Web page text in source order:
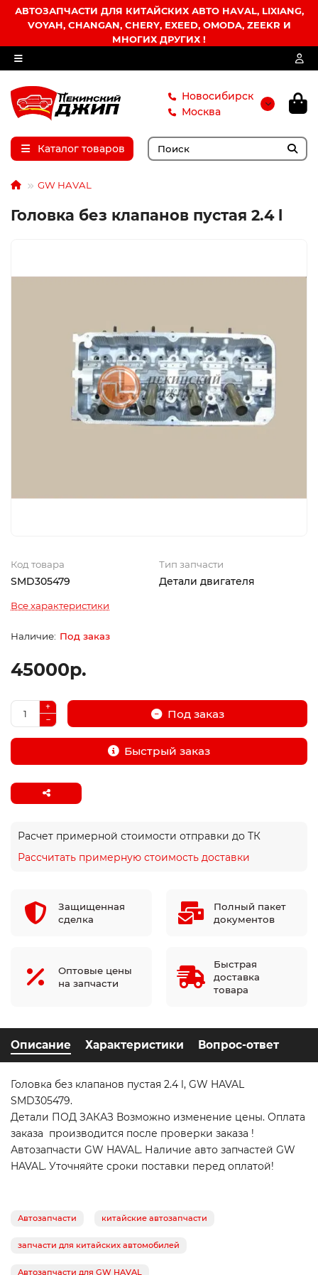
АВТОЗАПЧАСТИ ДЛЯ КИТАЙСКИХ АВТО HAVAL, LIXIANG,
VOYAH, CHANGAN, CHERY, EXEED, OMODA, ZEEKR И
МНОГИХ ДРУГИХ !
Новосибирск
Москва
Каталог товаров
GW HAVAL
Головка без клапанов пустая 2.4 l
Код товара
SMD305479
Тип запчасти
Детали двигателя
Все характеристики
Под заказ
45000р.
Под заказ
Быстрый заказ
Расчет примерной стоимости отправки до ТК
Рассчитать примерную стоимость доставки
Защищенная
сделка
Полный пакет
документов
Оптовые цены
на запчасти
Быстрая
доставка
товара
Описание Характеристики Вопрос-ответ
Головка без клапанов пустая 2.4 l, GW HAVAL
SMD305479.
Детали ПОД ЗАКАЗ Возможно изменение цены. Оплата
заказа производится после проверки заказа !
Автозапчасти GW HAVAL. Наличие авто запчастей GW
HAVAL. Уточняйте сроки поставки перед оплатой!
Автозапчасти китайские автозапчасти
запчасти для китайских автомобилей
Автозапчасти для GW HAVAL